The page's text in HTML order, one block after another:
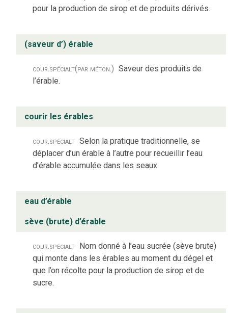
pour la production de sirop et de produits dérivés.
(saveur d’) érable
cour.spécialt(par méton.) Saveur des produits de
l’érable.
courir les érables
cour.spécialt Selon la pratique traditionnelle, se
déplacer d’un érable à l’autre pour recueillir l’eau
d’érable accumulée dans les seaux.
eau d’érable
sève (brute) d’érable
cour.spécialt
Nom donné à l’eau sucrée (sève brute)
qui monte dans les érables au moment du dégel et
que l’on récolte pour la production de sirop et de
sucre.